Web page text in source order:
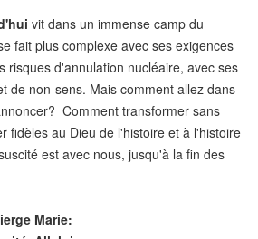
vit dans un immense camp du
fait plus complexe avec ses exigences
risques d'annulation nucléaire, avec ses
de non-sens. Mais comment allez dans
Comment transformer sans
fidèles au Dieu de l'histoire et à l'histoire
est avec nous, jusqu'à la fin des
Marie: